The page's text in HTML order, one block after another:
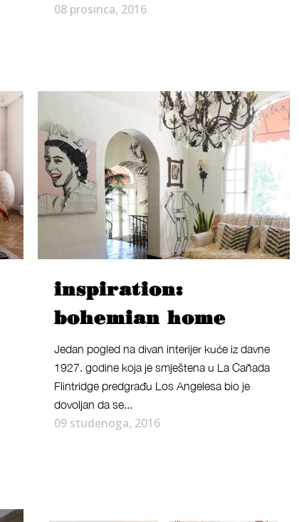
08 prosinca, 2016
inspiration:
bohemian home
Jedan pogled na divan interijer kuće iz davne
1927. godine koja je smještena u La Cañada
Flintridge predgrađu Los Angelesa bio je
dovoljan da se...
09 studenoga, 2016